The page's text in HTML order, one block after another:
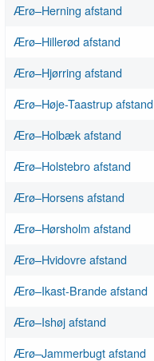
Ærø–Herning afstand
Ærø–Hillerød afstand
Ærø–Hjørring afstand
Ærø–Høje-Taastrup afstand
Ærø–Holbæk afstand
Ærø–Holstebro afstand
Ærø–Horsens afstand
Ærø–Hørsholm afstand
Ærø–Hvidovre afstand
Ærø–Ikast-Brande afstand
Ærø–Ishøj afstand
Ærø–Jammerbugt afstand